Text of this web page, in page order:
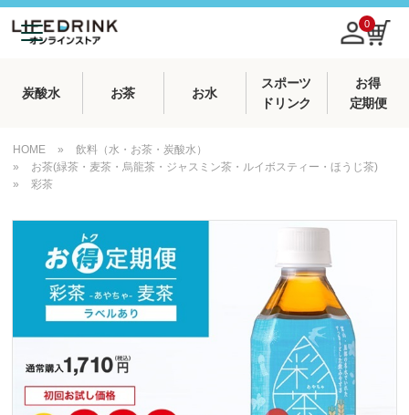
0
炭酸水 お茶 お水
スポーツ
ドリンク
お得
定期便
HOME »
飲料（水・お茶・炭酸水）
»
お茶(緑茶・麦茶・烏龍茶・ジャスミン茶・ルイボスティー・ほうじ茶)
»
彩茶